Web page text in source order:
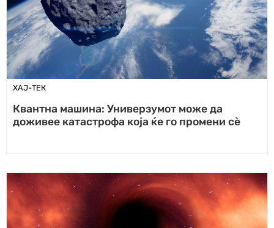
ХАЈ-ТЕК
Квантна машина: Универзумот може да
доживее катастрофа која ќе го промени сè